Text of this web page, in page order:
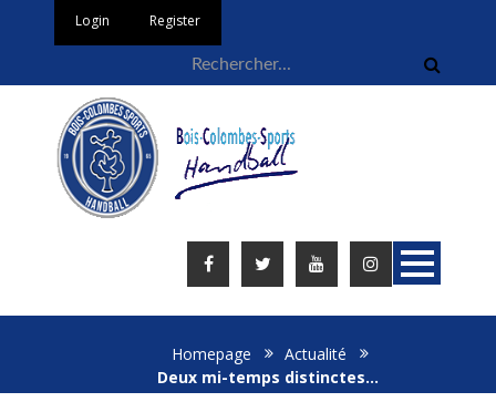
Login Register
Homepage
Actualité
Deux mi-temps distinctes…